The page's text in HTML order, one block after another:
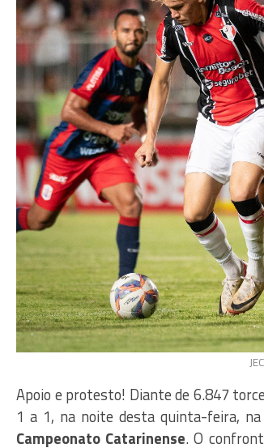
Apoio e protesto! Diante de 6.847
1 a 1, na noite desta quinta-feira,
Campeonato Catarinense. O